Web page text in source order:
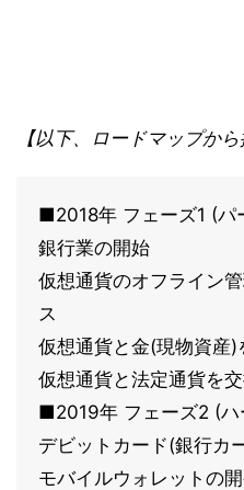
【以下、ロードマップか
■2018年 フェーズ1 (パ
銀行業の開始
仮想通貨のオフライン
ス
仮想通貨と金(現物資産)
仮想通貨と法定通貨を
■2019年 フェーズ2 (ハ
デビットカード(銀行カ
モバイルウォレットの